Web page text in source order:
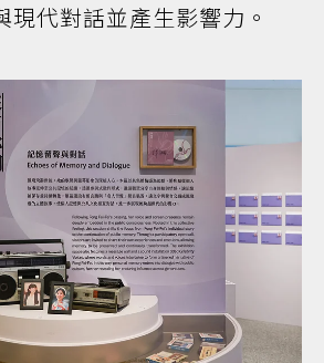
現代對話並產生影響力。